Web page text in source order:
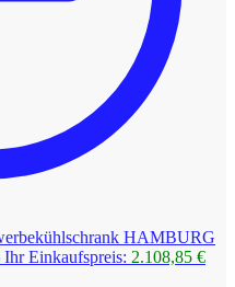
HAMBURG
Ursprünglicher
Ihr Einkaufspreis: 2.108,85 €